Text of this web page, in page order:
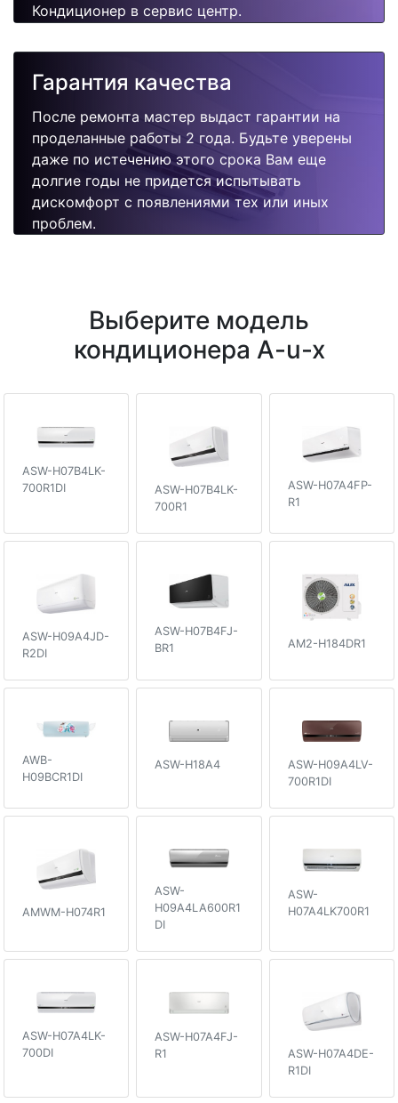
Кондиционер в сервис центр.
Гарантия качества
После ремонта мастер выдаст гарантии на
проделанные работы 2 года. Будьте уверены
даже по истечению этого срока Вам еще
долгие годы не придется испытывать
дискомфорт с появлениями тех или иных
проблем.
Выберите модель
кондиционера A-u-x
ASW-H07B4LK-
700R1DI
ASW-H07B4LK-
700R1
ASW-H07A4FP-
R1
ASW-H09A4JD-
R2DI
ASW-H07B4FJ-
BR1
AM2-H184DR1
AWB-
H09BCR1DI
ASW-H18A4
ASW-H09A4LV-
700R1DI
AMWM-H074R1
ASW-
H09A4LA600R1
DI
ASW-
H07A4LK700R1
ASW-H07A4LK-
700DI
ASW-H07A4FJ-
R1
ASW-H07A4DE-
R1DI